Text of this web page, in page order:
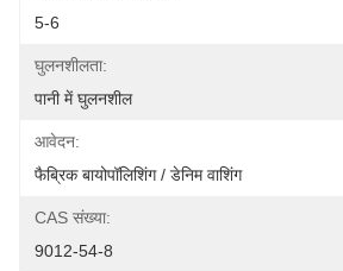
5-6
घुलनशीलता:
पानी में घुलनशील
आवेदन:
फैब्रिक बायोपॉलिशिंग / डेनिम वाशिंग
CAS संख्या:
9012-54-8